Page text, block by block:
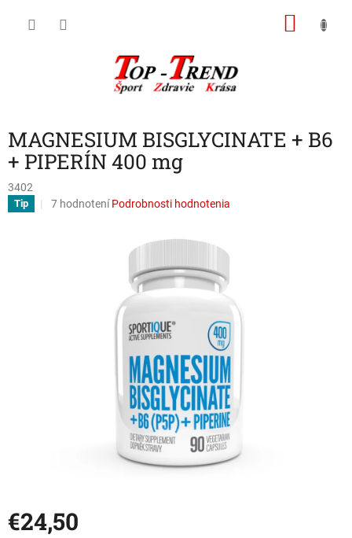
MAGNESIUM BISGLYCINATE + B6
+ PIPERÍN 400 mg
3402
Tip
Priemerné
7 hodnotení Podrobnosti hodnotenia
€24,50